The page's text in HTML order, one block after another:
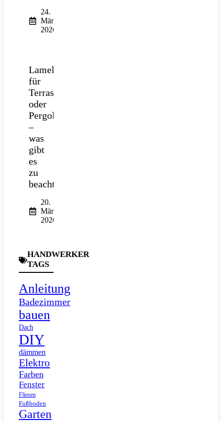
24.
März
2026
Lamellendach
für
Terrasse
oder
Pergola
–
was
gibt
es
zu
beachten?
20.
März
2026
HANDWERKER
TAGS
Anleitung
Badezimmer
bauen
Dach
DIY
dämmen
Elektro
Farben
Fenster
Fliesen
Fußboden
Garten